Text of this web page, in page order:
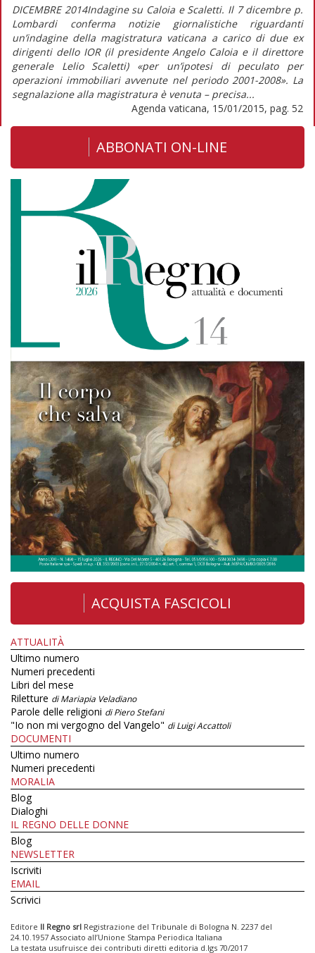
DICEMBRE 2014Indagine su Caloia e Scaletti. Il 7 dicembre p.
Lombardi conferma notizie giornalistiche riguardanti
un’indagine della magistratura vaticana a carico di due ex
dirigenti dello IOR (il presidente Angelo Caloia e il direttore
generale Lelio Scaletti) «per un’ipotesi di peculato per
operazioni immobiliari avvenute nel periodo 2001-2008». La
segnalazione alla magistratura è venuta – precisa...
Agenda vaticana, 15/01/2015, pag. 52
ABBONATI ON-LINE
ACQUISTA FASCICOLI
ATTUALITÀ
Ultimo numero
Numeri precedenti
Libri del mese
Riletture di Mariapia Veladiano
Parole delle religioni di Piero Stefani
"Io non mi vergogno del Vangelo" di Luigi Accattoli
DOCUMENTI
Ultimo numero
Numeri precedenti
MORALIA
Blog
Dialoghi
IL REGNO DELLE DONNE
Blog
NEWSLETTER
Iscriviti
EMAIL
Scrivici
Editore Il Regno srl Registrazione del Tribunale di Bologna N. 2237 del
24.10.1957 Associato all’Unione Stampa Periodica Italiana
La testata usufruisce dei contributi diretti editoria d.lgs 70/2017